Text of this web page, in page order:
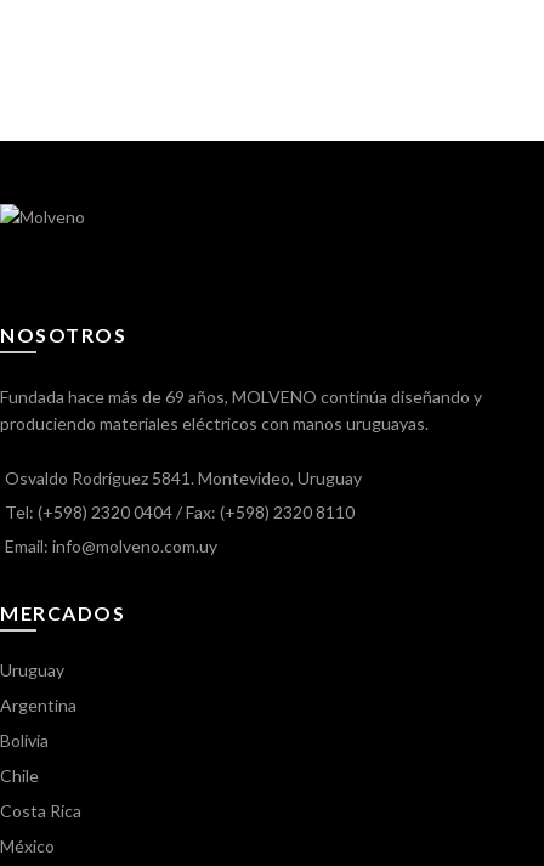
NOSOTROS
Fundada hace más de 69 años, MOLVENO continúa diseñando y
produciendo materiales eléctricos con manos uruguayas.
Osvaldo Rodríguez 5841. Montevideo, Uruguay
Tel: (+598) 2320 0404/ Fax: (+598) 2320 8110
Email: info@molveno.com.uy
MERCADOS
Uruguay
Argentina
Bolivia
Chile
Costa Rica
México